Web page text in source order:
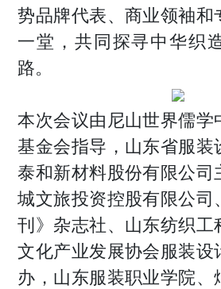
联
势品牌代表、商业领袖和
一堂，共同探寻中华织
路。
本次会议由尼山世界儒学
基金会指导，山东省服装
泰和新材料股份有限公司
城文旅投资控股有限公司
刊》杂志社、山东纺织工
文化产业发展协会服装设
办，山东服装职业学院、